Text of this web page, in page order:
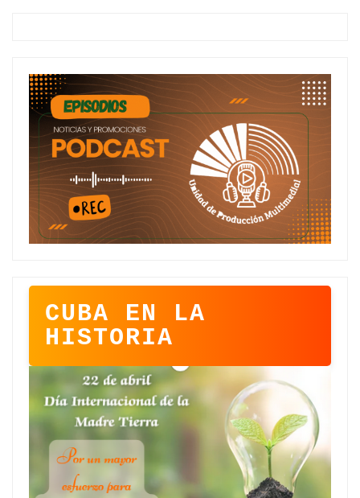
CUBA EN LA
HISTORIA